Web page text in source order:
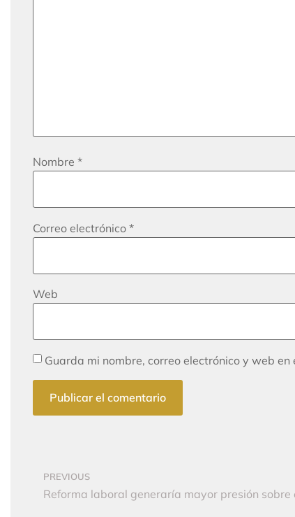
Nombre *
Correo electrónico *
Web
Guarda mi nombre, correo electrónico y web
PREVIOUS
Reforma laboral generaría mayor presión sobre